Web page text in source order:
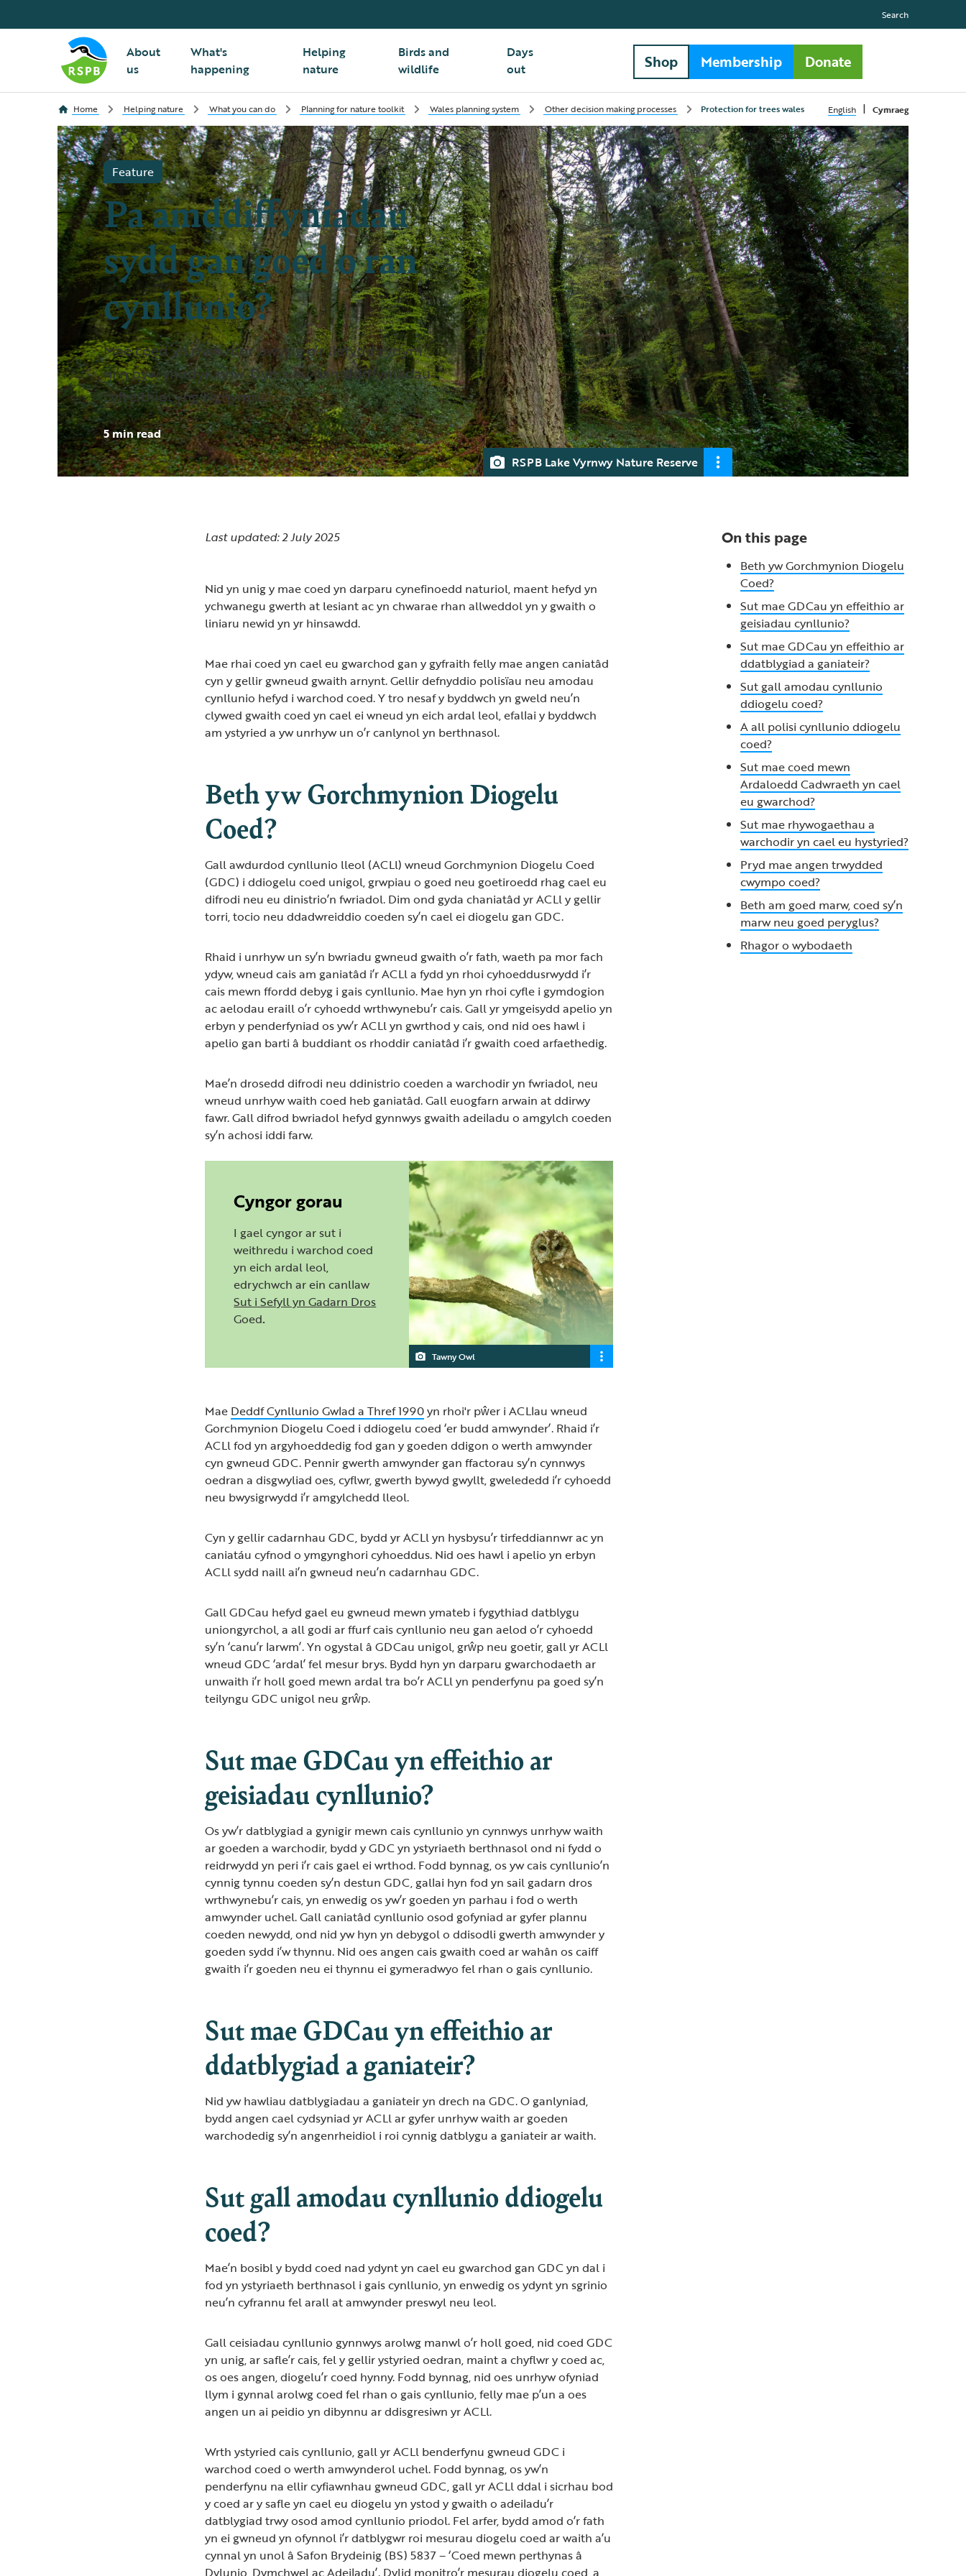
About
us
What's
happening
Helping
nature
Birds and
wildlife
Days
out
Search
Shop Membership Donate
Home Helping nature What you can do Planning for nature toolkit Wales planning system Other decision making processes Protection for trees wales English | Cymraeg
Feature
Pa amddiffyniadau
sydd gan goed o ran
cynllunio?
Mae coed yn rhan mor bwysig o’r llefydd rydym
ni’n byw ynddyn nhw. Dyma eu hamddiffyniadau
cyfreithiol yng Nghymru.
5 min read
RSPB Lake Vyrnwy Nature Reserve
Last updated: 2 July 2025
Nid yn unig y mae coed yn darparu cynefinoedd naturiol, maent hefyd yn
ychwanegu gwerth at lesiant ac yn chwarae rhan allweddol yn y gwaith o
liniaru newid yn yr hinsawdd.
Mae rhai coed yn cael eu gwarchod gan y gyfraith felly mae angen caniatâd
cyn y gellir gwneud gwaith arnynt. Gellir defnyddio polisïau neu amodau
cynllunio hefyd i warchod coed. Y tro nesaf y byddwch yn gweld neu’n
clywed gwaith coed yn cael ei wneud yn eich ardal leol, efallai y byddwch
am ystyried a yw unrhyw un o’r canlynol yn berthnasol.
Beth yw Gorchmynion Diogelu
Coed?
Gall awdurdod cynllunio lleol (ACLl) wneud Gorchmynion Diogelu Coed
(GDC) i ddiogelu coed unigol, grwpiau o goed neu goetiroedd rhag cael eu
difrodi neu eu dinistrio’n fwriadol. Dim ond gyda chaniatâd yr ACLl y gellir
torri, tocio neu ddadwreiddio coeden sy’n cael ei diogelu gan GDC.
Rhaid i unrhyw un sy’n bwriadu gwneud gwaith o’r fath, waeth pa mor fach
ydyw, wneud cais am ganiatâd i’r ACLl a fydd yn rhoi cyhoeddusrwydd i’r
cais mewn ffordd debyg i gais cynllunio. Mae hyn yn rhoi cyfle i gymdogion
ac aelodau eraill o’r cyhoedd wrthwynebu’r cais. Gall yr ymgeisydd apelio yn
erbyn y penderfyniad os yw’r ACLl yn gwrthod y cais, ond nid oes hawl i
apelio gan barti â buddiant os rhoddir caniatâd i’r gwaith coed arfaethedig.
Mae’n drosedd difrodi neu ddinistrio coeden a warchodir yn fwriadol, neu
wneud unrhyw waith coed heb ganiatâd. Gall euogfarn arwain at ddirwy
fawr. Gall difrod bwriadol hefyd gynnwys gwaith adeiladu o amgylch coeden
sy’n achosi iddi farw.
Tawny Owl
Cyngor gorau
I gael cyngor ar sut i
weithredu i warchod coed
yn eich ardal leol,
edrychwch ar ein canllaw
Sut i Sefyll yn Gadarn Dros
Goed.
Mae Deddf Cynllunio Gwlad a Thref 1990yn rhoi'r pŵer i ACLlau wneud
Gorchmynion Diogelu Coed i ddiogelu coed ‘er budd amwynder’. Rhaid i’r
ACLl fod yn argyhoeddedig fod gan y goeden ddigon o werth amwynder
cyn gwneud GDC. Pennir gwerth amwynder gan ffactorau sy’n cynnwys
oedran a disgwyliad oes, cyflwr, gwerth bywyd gwyllt, gwelededd i’r cyhoedd
neu bwysigrwydd i’r amgylchedd lleol.
Cyn y gellir cadarnhau GDC, bydd yr ACLl yn hysbysu’r tirfeddiannwr ac yn
caniatáu cyfnod o ymgynghori cyhoeddus. Nid oes hawl i apelio yn erbyn
ACLl sydd naill ai’n gwneud neu’n cadarnhau GDC.
Gall GDCau hefyd gael eu gwneud mewn ymateb i fygythiad datblygu
uniongyrchol, a all godi ar ffurf cais cynllunio neu gan aelod o’r cyhoedd
sy’n ‘canu’r larwm’. Yn ogystal â GDCau unigol, grŵp neu goetir, gall yr ACLl
wneud GDC ‘ardal’ fel mesur brys. Bydd hyn yn darparu gwarchodaeth ar
unwaith i’r holl goed mewn ardal tra bo’r ACLl yn penderfynu pa goed sy’n
teilyngu GDC unigol neu grŵp.
Sut mae GDCau yn effeithio ar
geisiadau cynllunio?
Os yw’r datblygiad a gynigir mewn cais cynllunio yn cynnwys unrhyw waith
ar goeden a warchodir, bydd y GDC yn ystyriaeth berthnasol ond ni fydd o
reidrwydd yn peri i’r cais gael ei wrthod. Fodd bynnag, os yw cais cynllunio’n
cynnig tynnu coeden sy’n destun GDC, gallai hyn fod yn sail gadarn dros
wrthwynebu’r cais, yn enwedig os yw’r goeden yn parhau i fod o werth
amwynder uchel. Gall caniatâd cynllunio osod gofyniad ar gyfer plannu
coeden newydd, ond nid yw hyn yn debygol o ddisodli gwerth amwynder y
goeden sydd i’w thynnu. Nid oes angen cais gwaith coed ar wahân os caiff
gwaith i’r goeden neu ei thynnu ei gymeradwyo fel rhan o gais cynllunio.
Sut mae GDCau yn effeithio ar
ddatblygiad a ganiateir?
Nid yw hawliau datblygiadau a ganiateir yn drech na GDC. O ganlyniad,
bydd angen cael cydsyniad yr ACLl ar gyfer unrhyw waith ar goeden
warchodedig sy’n angenrheidiol i roi cynnig datblygu a ganiateir ar waith.
Sut gall amodau cynllunio ddiogelu
coed?
Mae’n bosibl y bydd coed nad ydynt yn cael eu gwarchod gan GDC yn dal i
fod yn ystyriaeth berthnasol i gais cynllunio, yn enwedig os ydynt yn sgrinio
neu’n cyfrannu fel arall at amwynder preswyl neu leol.
Gall ceisiadau cynllunio gynnwys arolwg manwl o’r holl goed, nid coed GDC
yn unig, ar safle’r cais, fel y gellir ystyried oedran, maint a chyflwr y coed ac,
os oes angen, diogelu’r coed hynny. Fodd bynnag, nid oes unrhyw ofyniad
llym i gynnal arolwg coed fel rhan o gais cynllunio, felly mae p’un a oes
angen un ai peidio yn dibynnu ar ddisgresiwn yr ACLl.
Wrth ystyried cais cynllunio, gall yr ACLl benderfynu gwneud GDC i
warchod coed o werth amwynderol uchel. Fodd bynnag, os yw’n
penderfynu na ellir cyfiawnhau gwneud GDC, gall yr ACLl ddal i sicrhau bod
y coed ar y safle yn cael eu diogelu yn ystod y gwaith o adeiladu’r
datblygiad trwy osod amod cynllunio priodol. Fel arfer, bydd amod o’r fath
yn ei gwneud yn ofynnol i’r datblygwr roi mesurau diogelu coed ar waith a’u
cynnal yn unol â Safon Brydeinig (BS) 5837 – ‘Coed mewn perthynas â
Dylunio, Dymchwel ac Adeiladu’. Dylid monitro’r mesurau diogelu coed, a
On this page
Beth yw Gorchmynion Diogelu
Coed?
Sut mae GDCau yn effeithio ar
geisiadau cynllunio?
Sut mae GDCau yn effeithio ar
ddatblygiad a ganiateir?
Sut gall amodau cynllunio
ddiogelu coed?
A all polisi cynllunio ddiogelu
coed?
Sut mae coed mewn
Ardaloedd Cadwraeth yn cael
eu gwarchod?
Sut mae rhywogaethau a
warchodir yn cael eu hystyried?
Pryd mae angen trwydded
cwympo coed?
Beth am goed marw, coed sy’n
marw neu goed peryglus?
Rhagor o wybodaeth